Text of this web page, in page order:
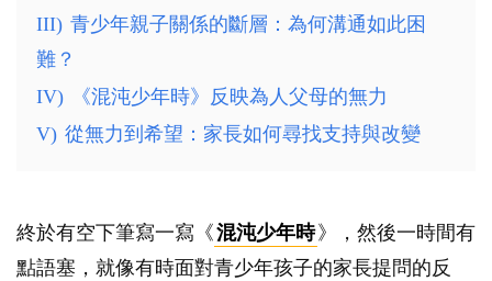
III) 青少年親子關係的斷層：為何溝通如此困
難？
IV)
《混沌少年時》反映為人父母的無力
V) 從無力到希望：家長如何尋找支持與改變
終於有空下筆寫一寫《混沌少年時 》，然後一時間有
點語塞，就像有時面對青少年孩子的家長提問的反